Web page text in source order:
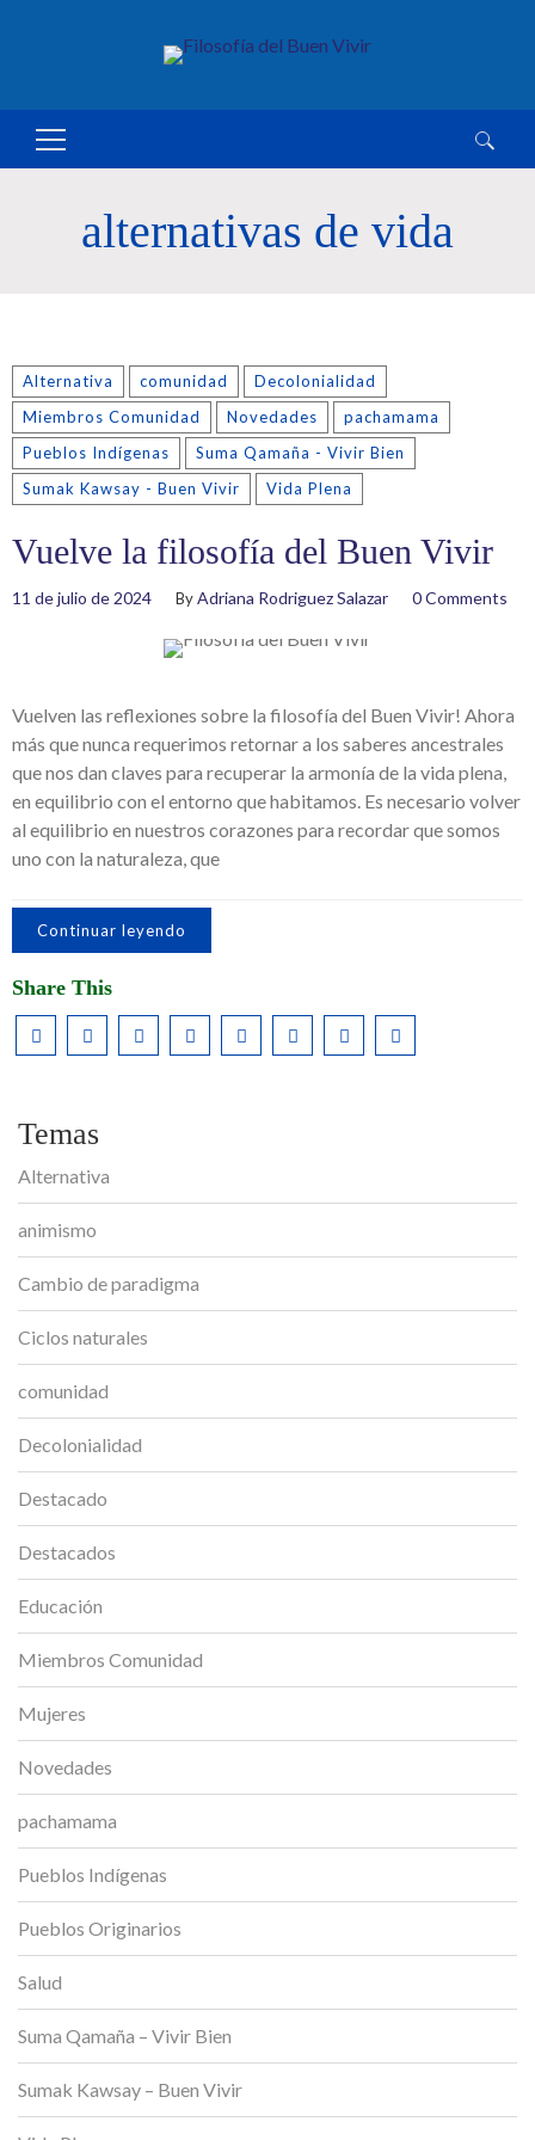
Buscar:
alternativas de vida
Alternativa comunidad
Decolonialidad
Miembros Comunidad
Novedades
pachamama
Pueblos Indígenas
Suma Qamaña - Vivir Bien
Sumak Kawsay - Buen Vivir
Vida Plena
Vuelve la filosofía del Buen Vivir
11 de julio de 2024 ByAdriana Rodriguez Salazar 0 Comments
Vuelven las reflexiones sobre la filosofía del Buen Vivir! Ahora
más que nunca requerimos retornar a los saberes ancestrales
que nos dan claves para recuperar la armonía de la vida plena,
en equilibrio con el entorno que habitamos. Es necesario volver
al equilibrio en nuestros corazones para recordar que somos
uno con la naturaleza, que
Continuar leyendo
Share This
Temas
Alternativa
animismo
Cambio de paradigma
Ciclos naturales
comunidad
Decolonialidad
Destacado
Destacados
Educación
Miembros Comunidad
Mujeres
Novedades
pachamama
Pueblos Indígenas
Pueblos Originarios
Salud
Suma Qamaña – Vivir Bien
Sumak Kawsay – Buen Vivir